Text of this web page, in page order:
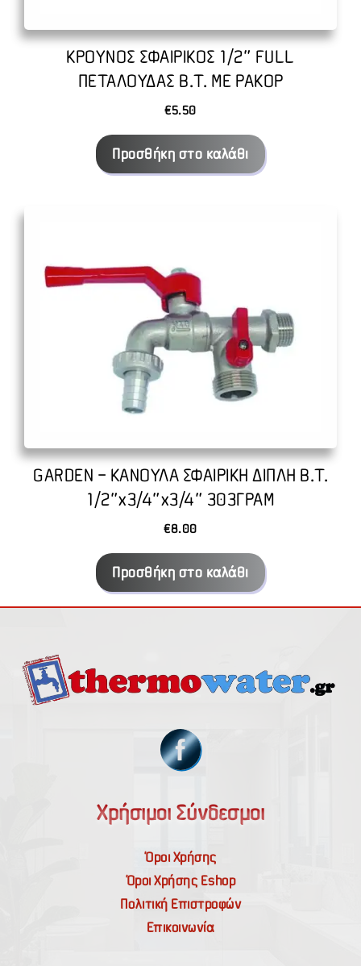
ΚΡΟΥΝΟΣ ΣΦΑΙΡΙΚΟΣ 1/2″ FULL
ΠΕΤΑΛΟΥΔΑΣ Β.Τ. ΜΕ ΡΑΚΟΡ
€5.50
Προσθήκη στο καλάθι
GARDEN – ΚΑΝΟΥΛΑ ΣΦΑΙΡΙΚΗ ΔΙΠΛΗ Β.Τ.
1/2″x3/4″x3/4″ 303ΓΡΑΜ
€8.00
Προσθήκη στο καλάθι
Χρήσιμοι Σύνδεσμοι
Όροι Χρήσης
Όροι Χρήσης Εshop
Πολιτική Επιστροφών
Επικοινωνία